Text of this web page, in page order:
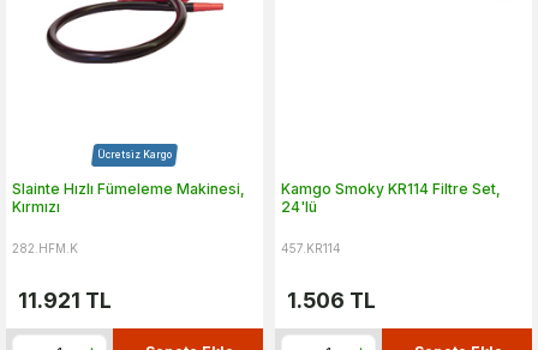
Ücretsiz Kargo
Slainte Hızlı Fümeleme Makinesi,
Kırmızı
282.HFM.K
11.921 TL
Kamgo Smoky KR114 Filtre Set,
24'lü
457.KR114
1.506 TL